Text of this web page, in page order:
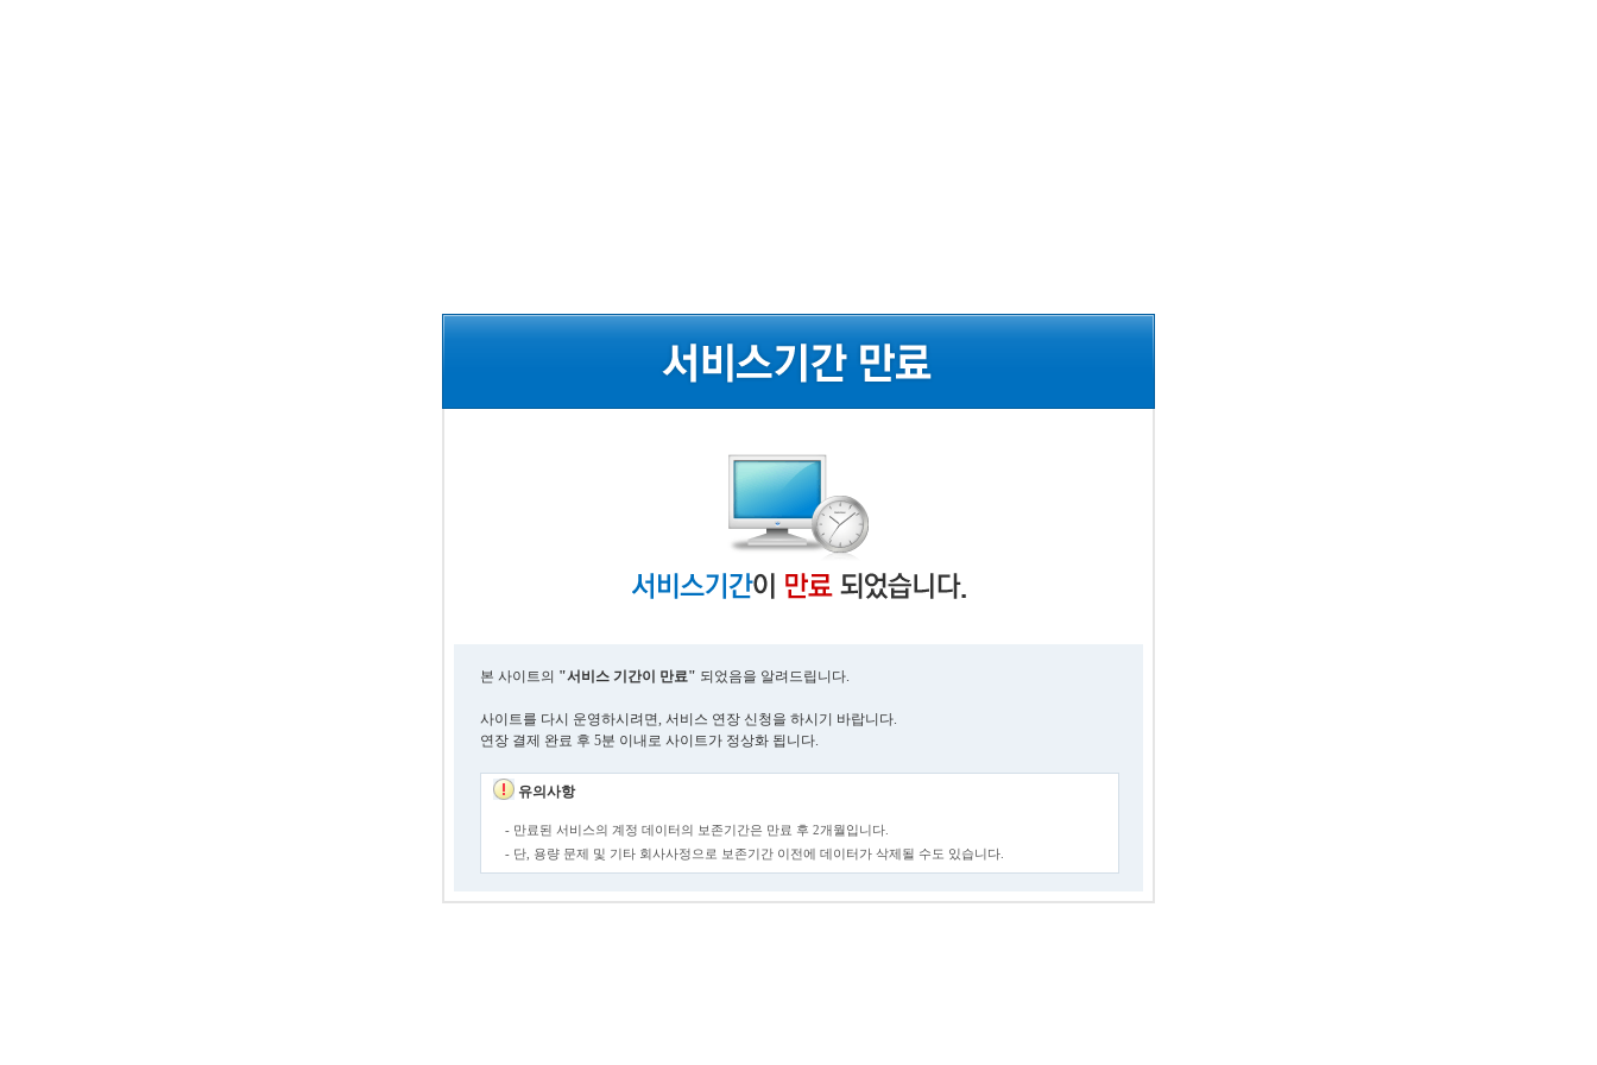
본 사이트의 "서비스 기간이 만료" 되었음을 알려드립니다.
사이트를 다시 운영하시려면, 서비스 연장 신청을 하시기 바랍니다.
연장 결제 완료 후 5분 이내로 사이트가 정상화 됩니다.
유의사항
- 만료된 서비스의 계정 데이터의 보존기간은 만료 후 2개월입니다.
- 단, 용량 문제 및 기타 회사사정으로 보존기간 이전에 데이터가 삭제될 수도 있습니다.